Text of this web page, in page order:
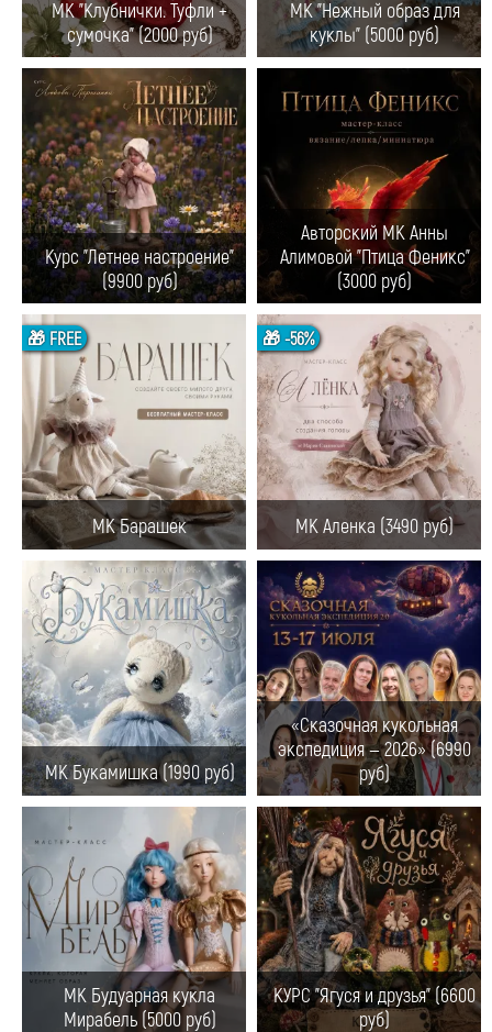
МК "Клубнички. Туфли +
сумочка" (2000 руб)
МК "Нежный образ для
куклы" (5000 руб)
Курс "Летнее настроение"
(9900 руб)
Авторский МК Анны
Алимовой "Птица Феникс"
(3000 руб)
🎁 FREE
МК Барашек
🎁 -56%
МК Аленка (3490 руб)
МК Букамишка (1990 руб)
«Сказочная кукольная
экспедиция — 2026» (6990
руб)
МК Будуарная кукла
Мирабель (5000 руб)
КУРС "Ягуся и друзья" (6600
руб)